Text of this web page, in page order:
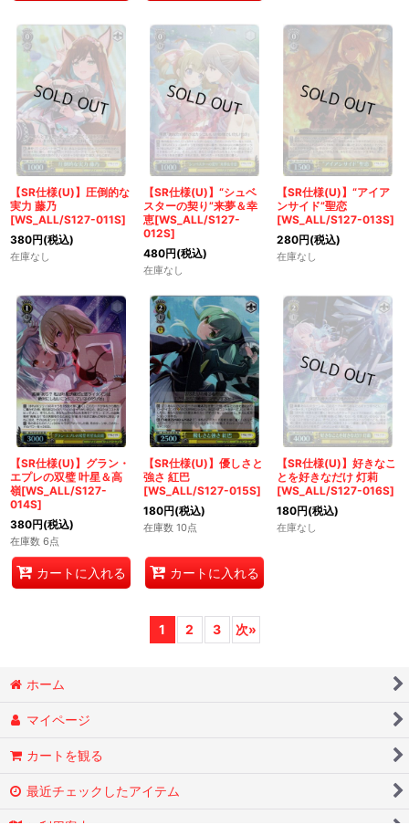
【SR仕様(U)】圧倒的な
実力 藤乃
[WS_ALL/S127-011S]
380円(税込)
在庫なし
【SR仕様(U)】“シュベ
スターの契り”来夢＆幸
恵[WS_ALL/S127-
012S]
480円(税込)
在庫なし
【SR仕様(U)】“アイア
ンサイド”聖恋
[WS_ALL/S127-013S]
280円(税込)
在庫なし
【SR仕様(U)】グラン・
エプレの双璧 叶星＆高
嶺[WS_ALL/S127-
014S]
380円(税込)
在庫数 6点
カートに入れる
【SR仕様(U)】優しさと
強さ 紅巴
[WS_ALL/S127-015S]
180円(税込)
在庫数 10点
カートに入れる
【SR仕様(U)】好きなこ
とを好きなだけ 灯莉
[WS_ALL/S127-016S]
180円(税込)
在庫なし
1 2 3 次»
ホーム
マイページ
カートを観る
最近チェックしたアイテム